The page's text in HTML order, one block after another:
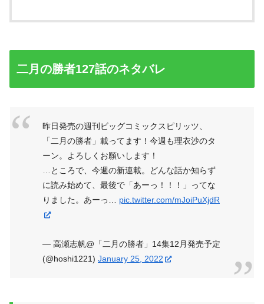
二月の勝者127話のネタバレ
昨日発売の週刊ビッグコミックスピリッツ、
「二月の勝者」載ってます！今週も理衣沙のタ
ーン。よろしくお願いします！
…ところで、今週の新連載。どんな話か知らず
に読み始めて、最後で「あーっ！！！」ってな
りました。あーっ… pic.twitter.com/mJoiPuXjdR
— 高瀬志帆@「二月の勝者」14集12月発売予定
(@hoshi1221) January 25, 2022